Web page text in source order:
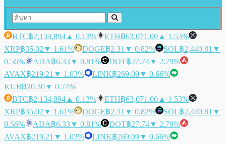
BTC฿2,134,894 ▲ 0.13% ETH฿63,071.00 ▲ 1.53%
XRP฿35.02 ▼ 1.61% DOGE฿2.31 ▼ 0.82% SOL฿2,440.81 ▼
0.56%
ADA฿6.33▼ 0.81% DOT฿27.74▼ 2.79%
AVAX฿219.21 ▼ 1.03% LINK฿269.09▼ 0.66%
KUB฿20.30▼ 0.74%
BTC฿2,134,894 ▲ 0.13% ETH฿63,071.00 ▲ 1.53%
XRP฿35.02 ▼ 1.61% DOGE฿2.31 ▼ 0.82% SOL฿2,440.81 ▼
0.56%
ADA฿6.33▼ 0.81% DOT฿27.74▼ 2.79%
AVAX฿219.21 ▼ 1.03% LINK฿269.09▼ 0.66%